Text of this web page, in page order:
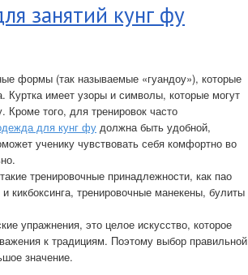
занятий кунг фу
формы (так называемые «гуандоу»), которые
Куртка имеет узоры и символы, которые могут
того, для тренировок часто
для кунг фу должна быть удобной,
ученику чувствовать себя комфортно во
тренировочные принадлежности, как пао
кикбоксинга, тренировочные манекены, булиты
упражнения, это целое искусство, которое
к традициям. Поэтому выбор правильной
значение.